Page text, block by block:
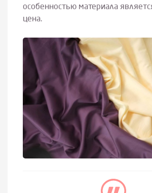
особенностью материала
цена.